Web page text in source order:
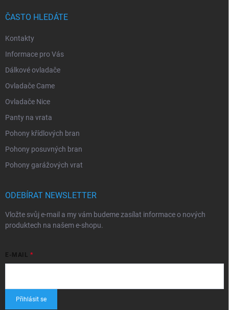
ČASTO HLEDÁTE
Kontakty
Informace pro Vás
Dálkové ovladače
Ovladače Came
Ovladače Nice
Panty na vrata
Pohony křídlových bran
Pohony posuvných bran
Pohony garážových vrat
ODEBÍRAT NEWSLETTER
Vložte svůj e-mail a my vám budeme zasílat informace o nových
produktech na našem e-shopu.
E-MAIL
Přihlásit se